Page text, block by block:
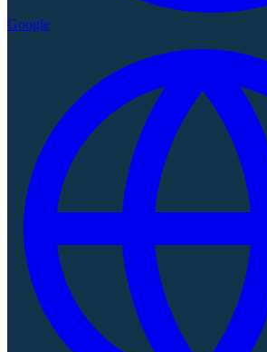
Google